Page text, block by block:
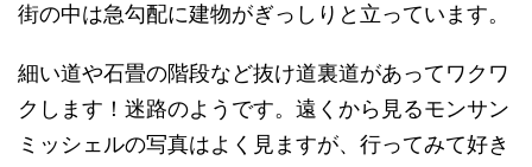
街の中は急勾配に建物がぎっしりと立っています。
細い道や石畳の階段など抜け道裏道があってワクワ
クします！迷路のようです。遠くから見るモンサン
ミッシェルの写真はよく見ますが、行ってみて好き